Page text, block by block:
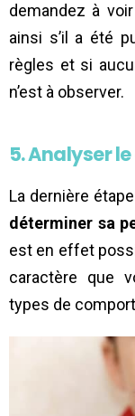
demandez à
ainsi s’il a été
règles et si
n’est à observer.
5. Analyser
La dernière
déterminer sa
est en effet
caractère que
types de